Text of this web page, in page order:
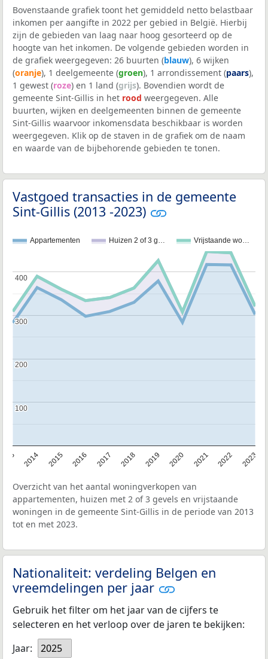
Bovenstaande grafiek toont het gemiddeld netto belastbaar
inkomen per aangifte in 2022 per gebied in België. Hierbij
zijn de gebieden van laag naar hoog gesorteerd op de
hoogte van het inkomen. De volgende gebieden worden in
de grafiek weergegeven: 26 buurten (blauw), 6 wijken
(oranje), 1 deelgemeente (groen), 1 arrondissement (paars),
1 gewest (roze) en 1 land (grijs). Bovendien wordt de
gemeente Sint-Gillis in het rood weergegeven. Alle
buurten, wijken en deelgemeenten binnen de gemeente
Sint-Gillis waarvoor inkomensdata beschikbaar is worden
weergegeven. Klik op de staven in de grafiek om de naam
en waarde van de bijbehorende gebieden te tonen.
Vastgoed transacties in de gemeente
Sint-Gillis (2013 -2023)
Appartementen Huizen 2 of 3 g… Vrijstaande wo…
2014 2015 2016 2017 2018 2019 2020 2021 2022 2023
100
100
200
200
300
300
400
400
Overzicht van het aantal woningverkopen van
appartementen, huizen met 2 of 3 gevels en vrijstaande
woningen in de gemeente Sint-Gillis in de periode van 2013
tot en met 2023.
Nationaliteit: verdeling Belgen en
vreemdelingen per jaar
Gebruik het filter om het jaar van de cijfers te
selecteren en het verloop over de jaren te bekijken:
Jaar:
2025